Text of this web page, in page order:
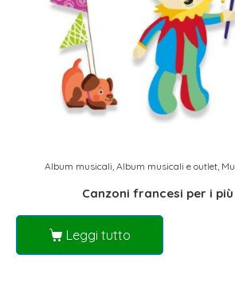
Album musicali Album musicali e outlet
Canzoni francesi per i
Leggi tutto